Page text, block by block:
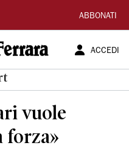
ABBONATI
ACCEDI
vuole
forza»